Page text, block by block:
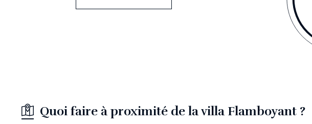
Quoi faire à proximité de la villa Flamboyant ?